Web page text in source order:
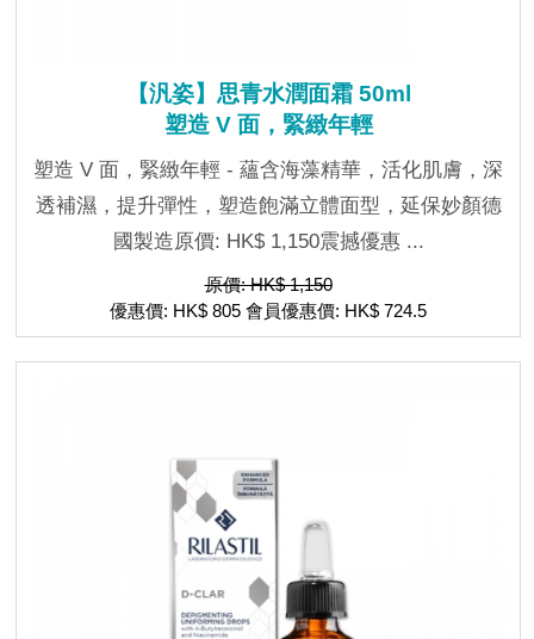
【汎姿】思青水潤面霜 50ml
塑造 V 面，緊緻年輕
塑造 V 面，緊緻年輕 - 蘊含海藻精華，活化肌膚，深
透補濕，提升彈性，塑造飽滿立體面型，延保妙顏德
國製造原價: HK$ 1,150震撼優惠 ...
原價: HK$ 1,150
優惠價: HK$ 805 會員優惠價: HK$ 724.5